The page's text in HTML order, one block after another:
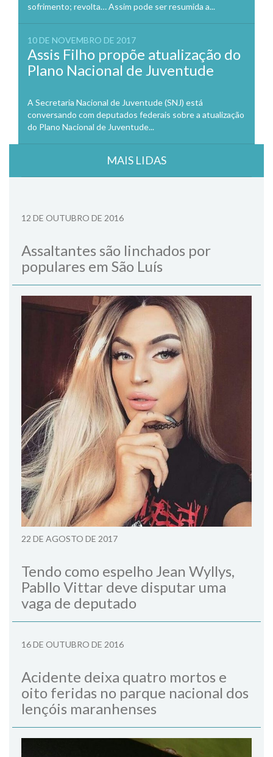
sofrimento; revolta… Assim pode ser resumida a...
10 DE NOVEMBRO DE 2017
Assis Filho propõe atualização do
Plano Nacional de Juventude
A Secretaria Nacional de Juventude (SNJ) está
conversando com deputados federais sobre a atualização
do Plano Nacional de Juventude...
MAIS LIDAS
12 DE OUTUBRO DE 2016
Assaltantes são linchados por
populares em São Luís
22 DE AGOSTO DE 2017
Tendo como espelho Jean Wyllys,
Pabllo Vittar deve disputar uma
vaga de deputado
16 DE OUTUBRO DE 2016
Acidente deixa quatro mortos e
oito feridas no parque nacional dos
lençóis maranhenses